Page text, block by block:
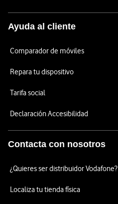
Ayuda al cliente
Comparador de móviles
Repara tu dispositivo
Tarifa social
Declaración Accesibilidad
Contacta con nosotros
¿Quieres ser distribuidor Vodafone?
Localiza tu tienda física